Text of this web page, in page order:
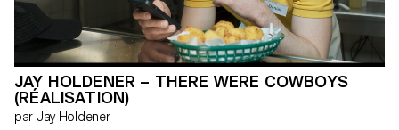
JAY HOLDENER – THERE WERE COWBOYS
(RÉALISATION)
par Jay Holdener